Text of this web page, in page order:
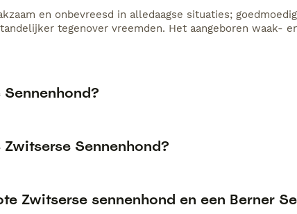
en onbevreesd in alledaagse situaties;
tegenover vreemden. Het aangeboren waak-
Sennenhond?
Zwitserse sennenhond en een Berner